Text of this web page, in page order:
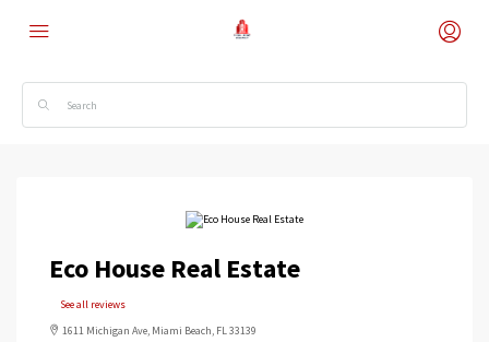
Eco House Real Estate
See all reviews
1611 Michigan Ave, Miami Beach, FL 33139